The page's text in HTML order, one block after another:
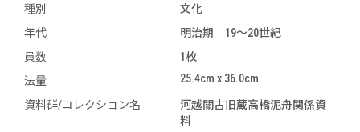
種別
文化
年代
明治期 19～20世紀
員数
1枚
法量
25.4cm x 36.0cm
資料群/コレクション名
河越關古旧蔵高橋泥舟関係資
料